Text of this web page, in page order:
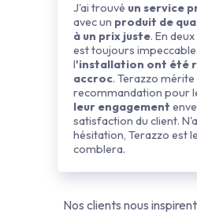
J'ai trouvé un service
avec un produit de
à un prix juste. En
est toujours
l'installation ont été
accroc. Terazzo
recommandation pour
leur engagement
satisfaction du client.
hésitation, Terazzo est
comblera.
Nos clients nous